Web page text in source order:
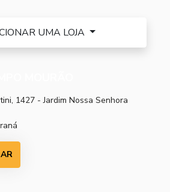
UMA LOJA
1427 - Jardim Nossa Senhora